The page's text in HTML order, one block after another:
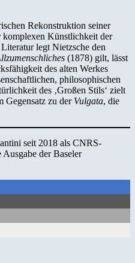
Rekonstruktion seiner
komplexen Künstlichkeit der
legt Nietzsche den
(1878) gilt, lässt
des alten Werkes
philosophischen
des ‚Großen Stils‘ zielt
Gegensatz zu der Vulgata, die
seit 2018 als CNRS-
der Baseler